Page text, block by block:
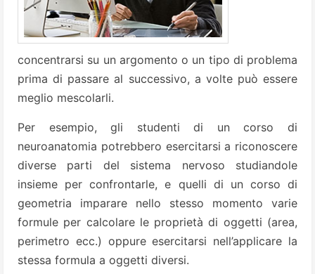
concentrarsi su un argomento o un tipo di problema
prima di passare al successivo, a volte può essere
meglio mescolarli.
Per esempio, gli studenti di un corso di
neuroanatomia potrebbero esercitarsi a riconoscere
diverse parti del sistema nervoso studiandole
insieme per confrontarle, e quelli di un corso di
geometria imparare nello stesso momento varie
formule per calcolare le proprietà di oggetti (area,
perimetro ecc.) oppure esercitarsi nell’applicare la
stessa formula a oggetti diversi.